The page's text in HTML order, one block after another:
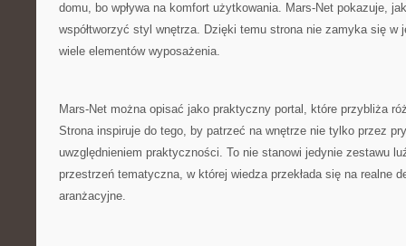
domu, bo wpływa na komfort użytkowania. Mars-Net pokazuje,
współtworzyć styl wnętrza. Dzięki temu strona nie zamyka się w
wiele elementów wyposażenia.
Mars-Net można opisać jako praktyczny portal, które przybliża
Strona inspiruje do tego, by patrzeć na wnętrze nie tylko przez
uwzględnieniem praktyczności. To nie stanowi jedynie zestawu
przestrzeń tematyczna, w której wiedza przekłada się na realne
aranżacyjne.